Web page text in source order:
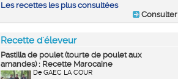
Les recettes les plus consultées
Consulter
Recette d'éleveur
Pastilla de poulet (tourte de poulet aux
amandes) : Recette Marocaine
De GAEC LA COUR